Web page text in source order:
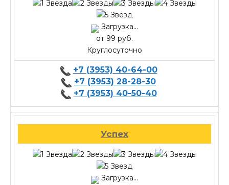
Загрузка...
от 99 руб.
Круглосуточно
+7 (3953) 40-64-00
+7 (3953) 28-28-30
+7 (3953) 40-50-40
Успех
Загрузка...